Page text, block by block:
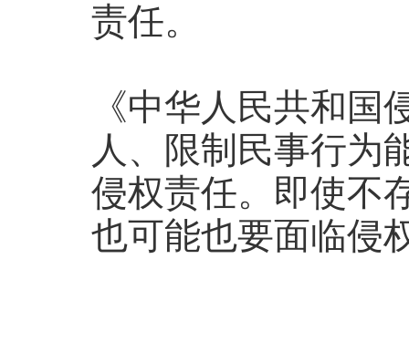
责任。
《中华人民共和
人、限制民事行为
侵权责任。即使不
也可能也要面临侵